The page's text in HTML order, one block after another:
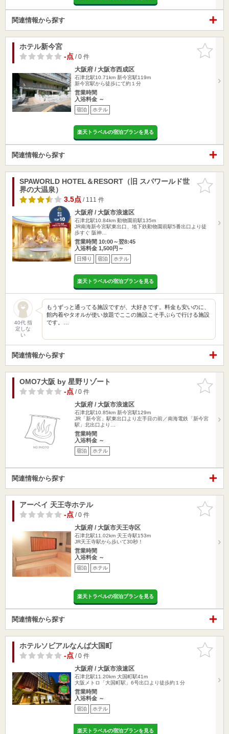
関連情報から探す
お気に入
りに追加
ホテル新今宮
-点/ 0 件
大阪府 / 大阪市西成区
石津北駅10.71km 新今宮駅119m
新今宮駅から徒歩にて約１分
営業時間
入浴料金 ～
宿泊 ホテル
楽天トラベルの宿泊プランを見る
関連情報から探す
お気に入
りに追加
SPAWORLD HOTEL＆RESORT（旧 スパワールド世
界の大温泉）
3.5点/ 111 件
大阪府 / 大阪市浪速区
石津北駅10.84km 動物園前駅135m
JR南海新今宮駅東出口、地下鉄動物園前駅5番出口より徒
歩すぐ 阪神…
営業時間 10:00～翌8:45
入浴料金 1,500円～
日帰り 宿泊 ホテル
楽天トラベルの宿泊プランを見る
40代 指
定しな
い
もうずっと通ってる施設ですが、大好きです。料金も安いのに、
館内着やタオルが使い放題でここの施設こそ手ぶらで行ける施設
です。…
関連情報から探す
お気に入
りに追加
OMO7大阪 by 星野リゾート
-点/ 0 件
大阪府 / 大阪市浪速区
石津北駅10.85km 新今宮駅129m
JR「新今宮」駅東出口より左手目の前／南海電鉄「新今宮
駅」北出口より…
営業時間
入浴料金 ～
宿泊 ホテル
関連情報から探す
お気に入
りに追加
アーベイ 天王寺ホテル
-点/ 0 件
大阪府 / 大阪市天王寺区
石津北駅11.02km 天王寺駅153m
JR天王寺駅から歩いて30秒！
営業時間
入浴料金 ～
宿泊 ホテル
楽天トラベルの宿泊プランを見る
関連情報から探す
お気に入
りに追加
ホテルソビアルなんば大国町
-点/ 0 件
大阪府 / 大阪市浪速区
石津北駅11.20km 大国町駅41m
大阪メトロ「大国町駅」6号出口より徒歩約１分
営業時間
入浴料金 ～
宿泊 ホテル
楽天トラベルの宿泊プランを見る